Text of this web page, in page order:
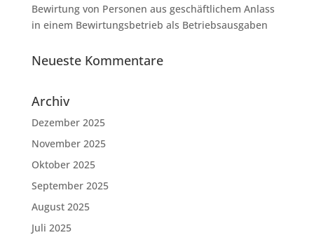
Bewirtung von Personen aus geschäftlichem Anlass
in einem Bewirtungsbetrieb als Betriebsausgaben
Neueste Kommentare
Archiv
Dezember 2025
November 2025
Oktober 2025
September 2025
August 2025
Juli 2025